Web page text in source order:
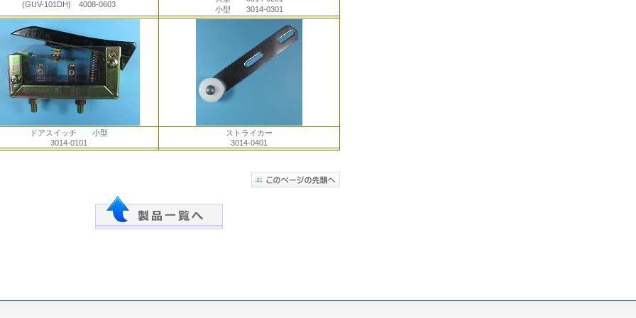
(GUV-101DH) 4008-0603
小型 3014-0301
ドアスイッチ 小型
3014-0101
ストライカー
3014-0401